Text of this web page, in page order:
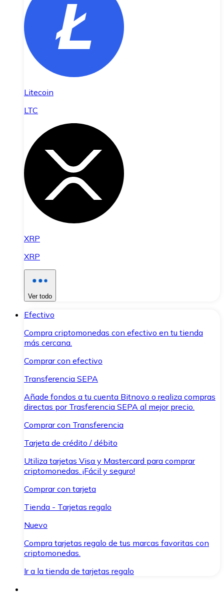
Litecoin
LTC
XRP
XRP
Ver todo
Efectivo
Compra criptomonedas con efectivo en tu tienda
más cercana.
Comprar con efectivo
Transferencia SEPA
Añade fondos a tu cuenta Bitnovo o realiza compras
directas por Trasferencia SEPA al mejor precio.
Comprar con Transferencia
Tarjeta de crédito / débito
Utiliza tarjetas Visa y Mastercard para comprar
criptomonedas. ¡Fácil y seguro!
Comprar con tarjeta
Tienda - Tarjetas regalo
Nuevo
Compra tarjetas regalo de tus marcas favoritas con
criptomonedas.
Ir a la tienda de tarjetas regalo